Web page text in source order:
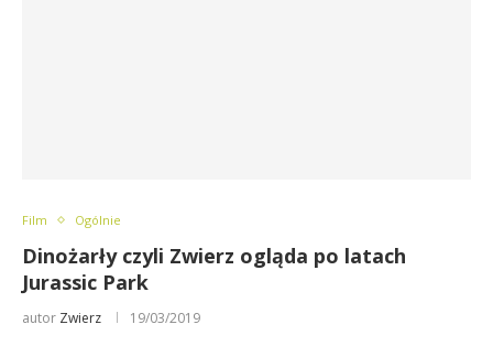
Film Ogólnie
Dinożarły czyli Zwierz ogląda po latach
Jurassic Park
autor Zwierz 19/03/2019